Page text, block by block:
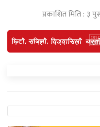
प्रकाशित मिति :